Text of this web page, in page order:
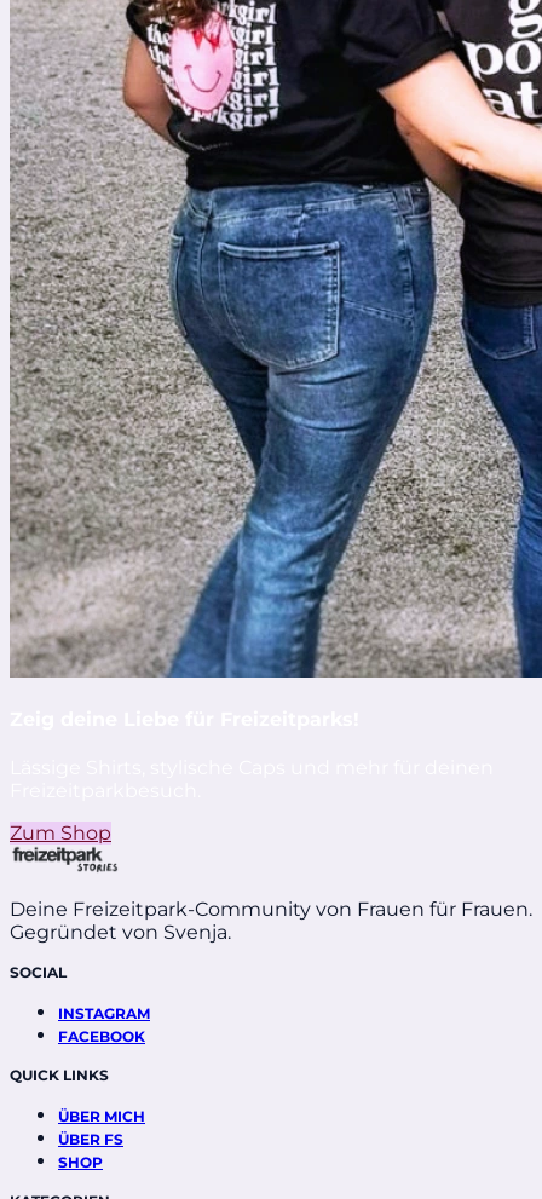
Zum Shop
Deine Freizeitpark-Community von Frauen für Frauen.
Gegründet von Svenja.
SOCIAL
INSTAGRAM
FACEBOOK
QUICK LINKS
ÜBER MICH
ÜBER FS
SHOP